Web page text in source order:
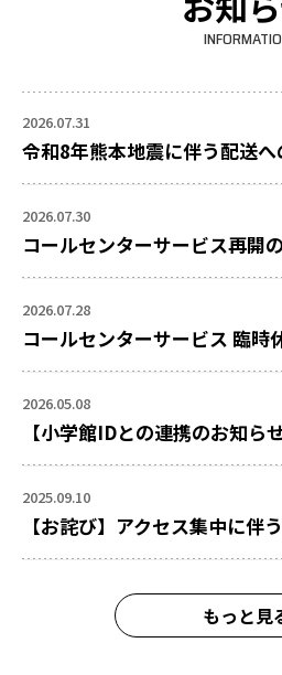
2026.07.31
令和8年熊本地震に伴う配送へ
2026.07.30
コールセンターサービス再開
2026.07.28
コールセンターサービス 臨時
2026.05.08
【小学館IDとの連携のお知らせ
2025.09.10
【お詫び】アクセス集中に伴
もっと見